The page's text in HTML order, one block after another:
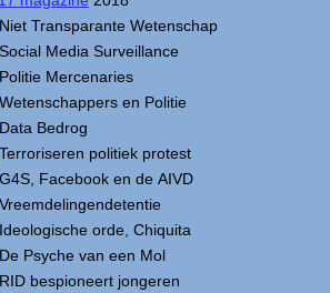
Niet Transparante Wetenschap
Social Media Surveillance
Politie Mercenaries
Wetenschappers en Politie
Data Bedrog
Terroriseren politiek protest
G4S, Facebook en de AIVD
Vreemdelingendetentie
Ideologische orde, Chiquita
De Psyche van een Mol
RID bespioneert jongeren